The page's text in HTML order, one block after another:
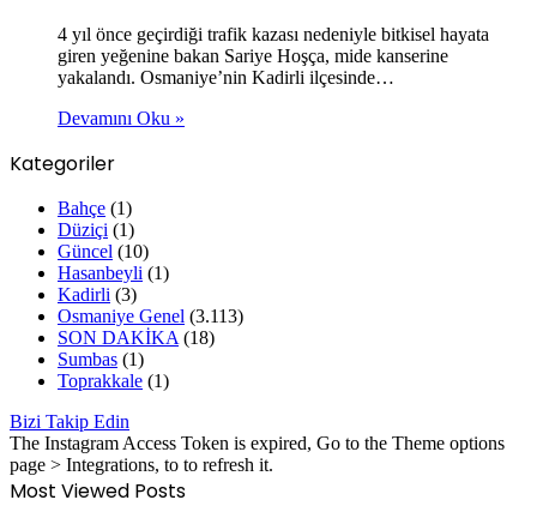
4 yıl önce geçirdiği trafik kazası nedeniyle bitkisel hayata
giren yeğenine bakan Sariye Hoşça, mide kanserine
yakalandı. Osmaniye’nin Kadirli ilçesinde…
Devamını Oku »
Kategoriler
Bahçe (1)
Düziçi (1)
Güncel (10)
Hasanbeyli (1)
Kadirli (3)
Osmaniye Genel (3.113)
SON DAKİKA (18)
Sumbas (1)
Toprakkale (1)
Bizi Takip Edin
The Instagram Access Token is expired, Go to the Theme options
page > Integrations, to to refresh it.
Most Viewed Posts